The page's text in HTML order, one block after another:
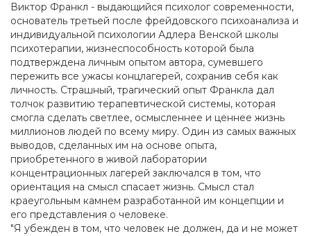
Виктор Франкл - выдающийся психолог современности,
основатель третьей после фрейдовского психоанализа и
индивидуальной психологии Адлера Венской школы
психотерапии, жизнеспособность которой была
подтверждена личным опытом автора, сумевшего
пережить все ужасы концлагерей, сохранив себя как
личность. Страшный, трагический опыт Франкла дал
толчок развитию терапевтической системы, которая
смогла сделать светлее, осмысленнее и ценнее жизнь
миллионов людей по всему миру. Один из самых важных
выводов, сделанных им на основе опыта,
приобретенного в живой лаборатории
концентрационных лагерей заключался в том, что
ориентация на смысл спасает жизнь. Смысл стал
краеугольным камнем разработанной им концепции и
его представления о человеке.
"Я убежден в том, что человек не должен, да и не может